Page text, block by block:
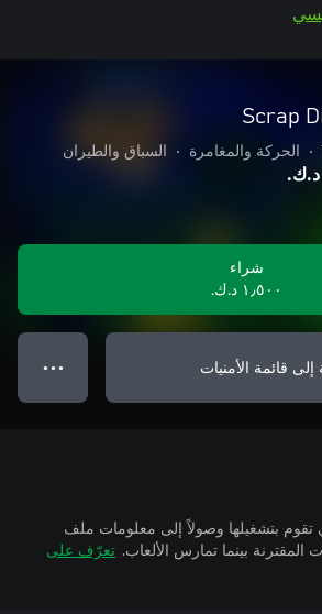
Scrap
• الحركة والمغامرة • السباق والطيران
شراء
١٫٥٠٠ د.ك.‏
قائمة الأمنيات ● ● ●
تقوم بتشغيلها وصولاً إلى معلومات ملف
تعرّف على